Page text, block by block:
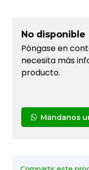
No disponible
Póngase en
necesita más
producto.
Mándanos